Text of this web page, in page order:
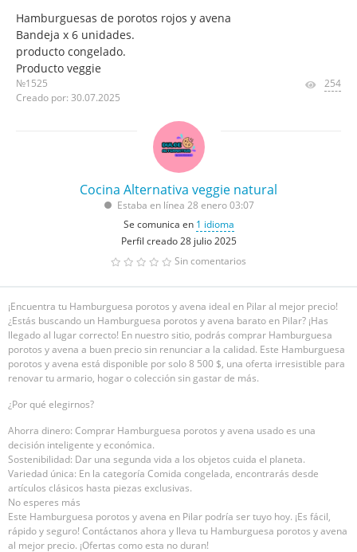
Hamburguesas de porotos rojos y avena
Bandeja x 6 unidades.
producto congelado.
Producto veggie
№1525
Creado por: 30.07.2025
254
Cocina Alternativa veggie natural
Estaba en línea 28 enero 03:07
Se comunica en 1 idioma
Perfil creado 28 julio 2025
Sin comentarios
¡Encuentra tu Hamburguesa porotos y avena ideal en Pilar al mejor precio!
¿Estás buscando un Hamburguesa porotos y avena barato en Pilar? ¡Has
llegado al lugar correcto! En nuestro sitio, podrás comprar Hamburguesa
porotos y avena a buen precio sin renunciar a la calidad. Este Hamburguesa
porotos y avena está disponible por solo 8 500 $, una oferta irresistible para
renovar tu armario, hogar o colección sin gastar de más.
¿Por qué elegirnos?
Ahorra dinero: Comprar Hamburguesa porotos y avena usado es una
decisión inteligente y económica.
Sostenibilidad: Dar una segunda vida a los objetos cuida el planeta.
Variedad única: En la categoría Comida congelada, encontrarás desde
artículos clásicos hasta piezas exclusivas.
No esperes más
Este Hamburguesa porotos y avena en Pilar podría ser tuyo hoy. ¡Es fácil,
rápido y seguro! Contáctanos ahora y lleva tu Hamburguesa porotos y avena
al mejor precio. ¡Ofertas como esta no duran!